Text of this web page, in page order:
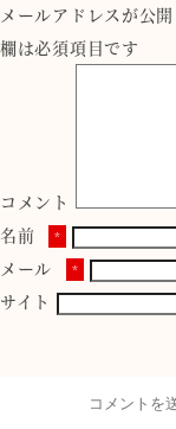
メールアドレスが公
欄は必須項目です
コメント
名前
*
メール *
サイト